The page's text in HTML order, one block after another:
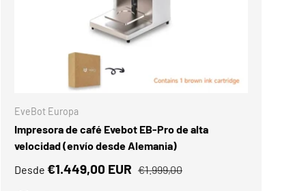
EveBot Europa
Impresora de café Evebot EB-Pro de alta
velocidad (envío desde Alemania)
Desde €1.449,00 EUR €1.999,00
ELEGIR OPCIONES